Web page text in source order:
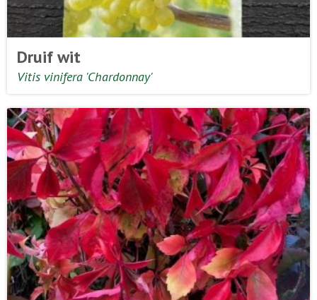
Druif wit
Vitis vinifera 'Chardonnay'